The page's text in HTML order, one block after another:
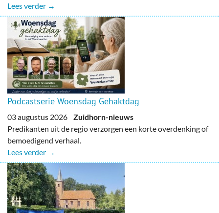
Lees verder →
Podcastserie Woensdag Gehaktdag
03 augustus 2026 Zuidhorn-nieuws
Predikanten uit de regio verzorgen een korte overdenking of
bemoedigend verhaal.
Lees verder →